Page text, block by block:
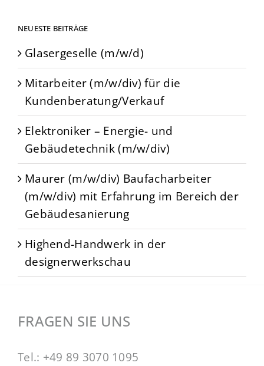
NEUESTE BEITRÄGE
Glasergeselle (m/w/d)
Mitarbeiter (m/w/div) für die
Kundenberatung/Verkauf
Elektroniker – Energie- und
Gebäudetechnik (m/w/div)
Maurer (m/w/div) Baufacharbeiter
(m/w/div) mit Erfahrung im Bereich der
Gebäudesanierung
Highend-Handwerk in der
designerwerkschau
FRAGEN SIE UNS
Tel.: +49 89 3070 1095